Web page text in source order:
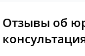
Отзывы об